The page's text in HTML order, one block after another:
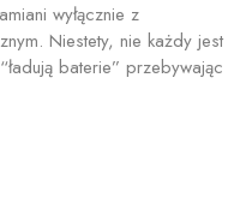
wyłącznie z
Niestety, nie każdy jest
baterie” przebywając